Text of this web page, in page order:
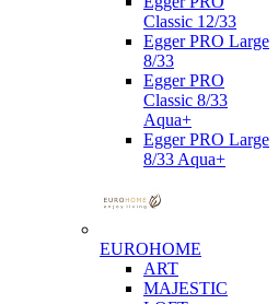
Classic 12/33
Egger PRO Large
8/33
Egger PRO
Classic 8/33
Aqua+
Egger PRO Large
8/33 Aqua+
EUROHOME
ART
MAJESTIC